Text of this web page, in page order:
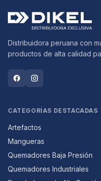
Distribuidora peruana con
productos de alta calidad
CATEGORÍAS DESTACADAS
Artefactos
Mangueras
Quemadores Baja Presión
Quemadores Industriales